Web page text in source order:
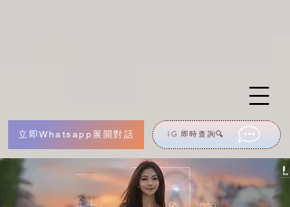
立即Whatsapp展開對話 IG 即時查詢🔍